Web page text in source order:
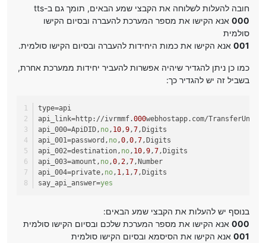
חובה להעלות לשלוחה את הקבצי שמע הבאים, תומך גם ב-tts
000 אנא הקישו את מספר המערכת להעברה ובסיום הקישו
סולמית
001 אנא הקישו את כמות היחידות להעברה ובסיום הקישו סולמית.
כמו כן ניתן להגדיר שיהיה אפשרות להעביר יחידות ממערכת אחרת,
בשביל זה יש להגדיר כך:
type=api
api_link=http://ivrmmf.000webhostapp.com/
api_000=ApiDID, no, 10,9,7,Digits
api_001=password, no,0,0,7,Digits
api_002=destination, no, 10,9,7,Digits
api_003=amount, no,0,2,7,Number
api_004=private, no, 1, 1,7,Digits
say_api_answer=yes
בנוסף יש להעלות את הקבצי שמע הבאים:
000 אנא הקישו את מספר המערכת שלכם ובסיום הקישו סולמית
001 אנא הקישו את הסיסמא ובסיום הקישו סולמית